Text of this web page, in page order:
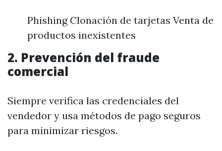
Phishing Clonación de tarjetas Venta de
productos inexistentes
2. Prevención del fraude
comercial
Siempre verifica las credenciales del
vendedor y usa métodos de pago seguros
para minimizar riesgos.